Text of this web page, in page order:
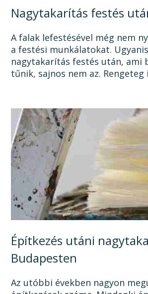
Nagytakarítás festés
A falak lefestésével még nem
a festési munkálatokat.
nagytakarítás festés után, ami
tűnik, sajnos nem az.
Építkezés utáni
Budapesten
Az utóbbi években nagyon